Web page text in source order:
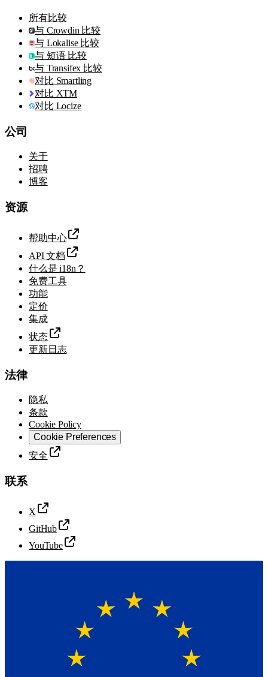
所有比较
与 Crowdin 比较
与 Lokalise 比较
与 短语 比较
与 Transifex 比较
对比 Smartling
对比 XTM
对比 Locize
公司
关于
招聘
博客
资源
帮助中心
API 文档
什么是 i18n？
免费工具
功能
定价
集成
状态
更新日志
法律
隐私
条款
Cookie Policy
Cookie Preferences
安全
联系
X
GitHub
YouTube